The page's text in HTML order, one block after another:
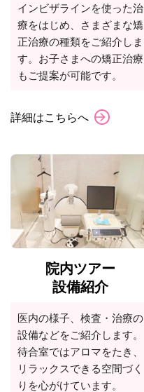
インビザラインを使った治
療をはじめ、さまざまな矯
正治療の種類をご紹介しま
す。お子さまへの矯正治療
もご提案が可能です。
詳細はこちらへ
院内ツアー
設備紹介
医内の様子、検査・治療の
設備などをご紹介します。
待合室ではアロマをたき、
リラックスできる空間づく
りを心がけています。